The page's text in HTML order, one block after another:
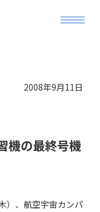
2008年9月11日
機の最終号機
）、航空宇宙カンパ